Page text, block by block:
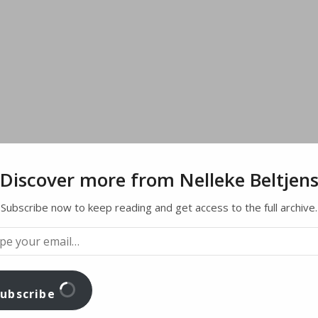
Oberhausen,
Discover more from Nelleke Beltjens
Subscribe now to keep reading and get access to the full archive.